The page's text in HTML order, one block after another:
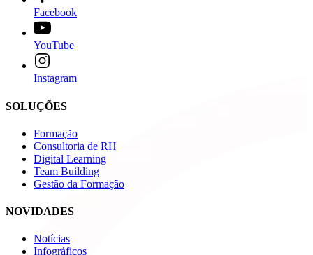
Facebook
YouTube
Instagram
SOLUÇÕES
Formação
Consultoria de RH
Digital Learning
Team Building
Gestão da Formação
NOVIDADES
Notícias
Infográficos